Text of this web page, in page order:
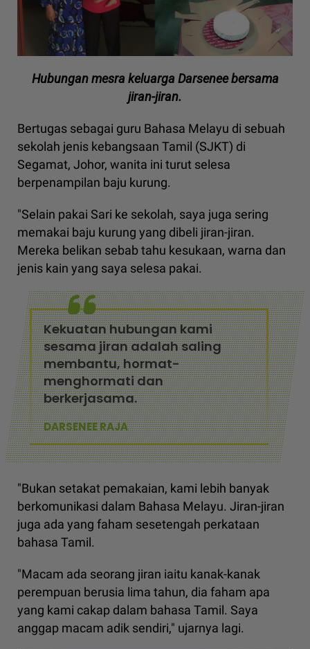
Hubungan mesra keluarga Darsenee bersama
jiran-jiran.
Bertugas sebagai guru Bahasa Melayu di sebuah
sekolah jenis kebangsaan Tamil (SJKT) di
Segamat, Johor, wanita ini turut selesa
berpenampilan baju kurung.
"Selain pakai Sari ke sekolah, saya juga sering
memakai baju kurung yang dibeli jiran-jiran.
Mereka belikan sebab tahu kesukaan, warna dan
jenis kain yang saya selesa pakai.
Kekuatan hubungan kami
sesama jiran adalah saling
membantu, hormat-
menghormati dan
berkerjasama.
DARSENEE RAJA
"Bukan setakat pemakaian, kami lebih banyak
berkomunikasi dalam Bahasa Melayu. Jiran-jiran
juga ada yang faham sesetengah perkataan
bahasa Tamil.
"Macam ada seorang jiran iaitu kanak-kanak
perempuan berusia lima tahun, dia faham apa
yang kami cakap dalam bahasa Tamil. Saya
anggap macam adik sendiri," ujarnya lagi.